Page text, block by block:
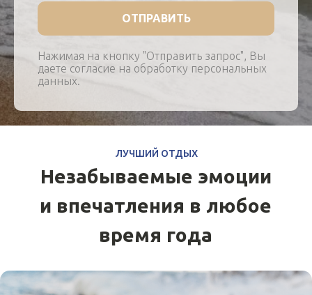
ОТПРАВИТЬ
Нажимая на кнопку "Отправить запрос", Вы
даете согласие на обработку персональных
данных.
Свадьба на Байкале
ПОДРОБНЕЕ